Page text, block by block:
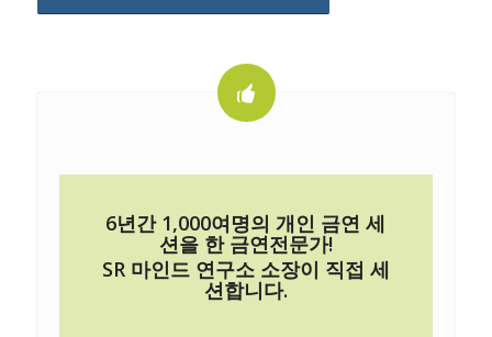
6년간 1,000여명의 개인 금연 세
션을 한 금연전문가!
SR 마인드 연구소 소장이 직접 세
션합니다.